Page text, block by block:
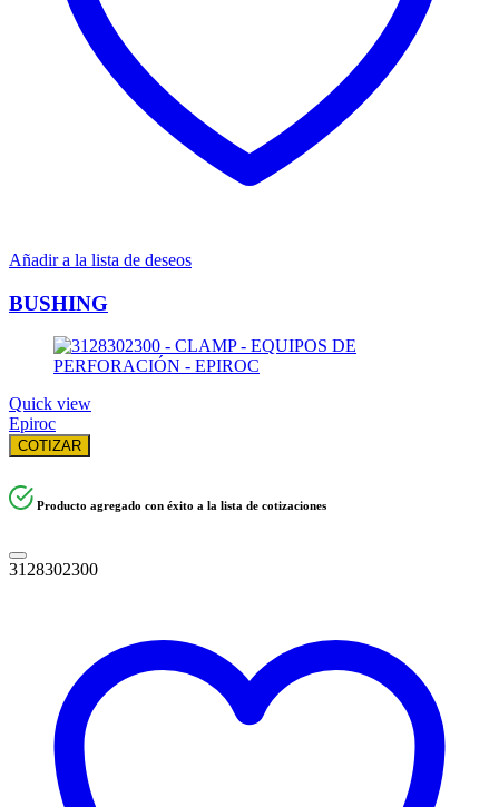
Añadir a la lista de deseos
BUSHING
Quick view
Epiroc
COTIZAR
Producto agregado con éxito a la lista de cotizaciones
3128302300